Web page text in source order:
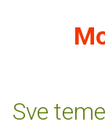
Sve teme